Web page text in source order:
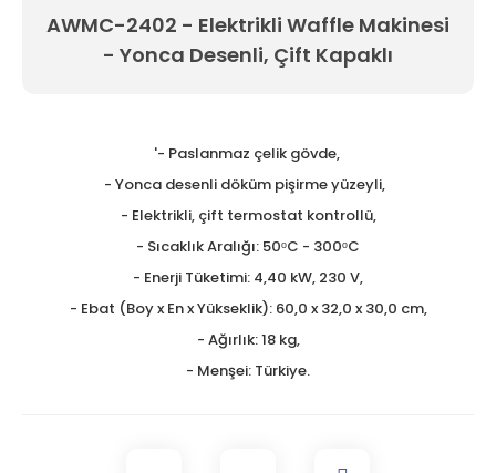
AWMC-2402 - Elektrikli Waffle Makinesi
- Yonca Desenli, Çift Kapaklı
'- Paslanmaz çelik gövde,
- Yonca desenli döküm pişirme yüzeyli,
- Elektrikli, çift termostat kontrollü,
- Sıcaklık Aralığı: 50ᵒC - 300ᵒC
- Enerji Tüketimi: 4,40 kW, 230 V,
- Ebat (Boy x En x Yükseklik): 60,0 x 32,0 x 30,0 cm,
- Ağırlık: 18 kg,
- Menşei: Türkiye.